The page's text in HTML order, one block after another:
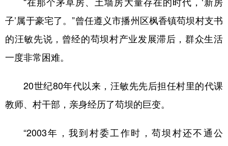
“在那个茅草房、土墙房大量存在的时代，‘新房
子’属于豪宅了。”曾任遵义市播州区枫香镇苟坝村支书
的汪敏先说，曾经的苟坝村产业发展滞后，群众生活
一度非常困难。
20世纪80年代以来，汪敏先先后担任村里的代课
教师、村干部，亲身经历了苟坝的巨变。
“2003年，我到村委工作时，苟坝村还不通公